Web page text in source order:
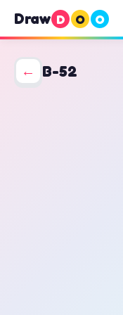
Draw D O O
← B-52